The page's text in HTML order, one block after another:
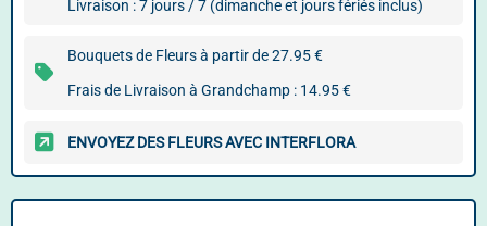
Livraison : 7 jours / 7 (dimanche et jours fériés inclus)
Bouquets de Fleurs à partir de 27.95 €
Frais de Livraison à Grandchamp : 14.95 €
ENVOYEZ DES FLEURS AVEC INTERFLORA